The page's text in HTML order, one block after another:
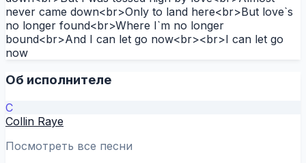
never came down<br>Only to land here<br>But love`s
no longer found<br>Where I`m no longer
bound<br>And I can let go now<br><br>I can let go
now
Об исполнителе
C
Collin Raye
Посмотреть все песни